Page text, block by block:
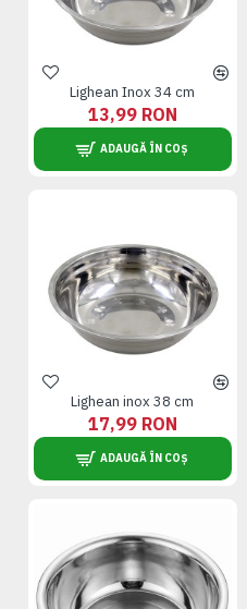
Lighean Inox 34 cm
13,99 RON
ADAUGĂ ÎN COȘ
Lighean inox 38 cm
17,99 RON
ADAUGĂ ÎN COȘ